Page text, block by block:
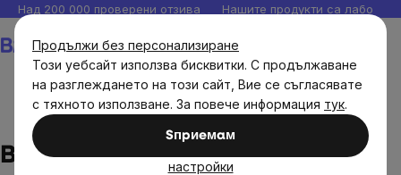
Продължи без персонализиране
Този уебсайт използва бисквитки. С продължаване
на разглеждането на този сайт, Вие се съгласявате
с тяхното използване. За повече информация тук.
Sпpиeмaм
настройки
Прескочи
към
съдържанието
Над 200 000 проверени отзива Нашите продукти са
Bisou